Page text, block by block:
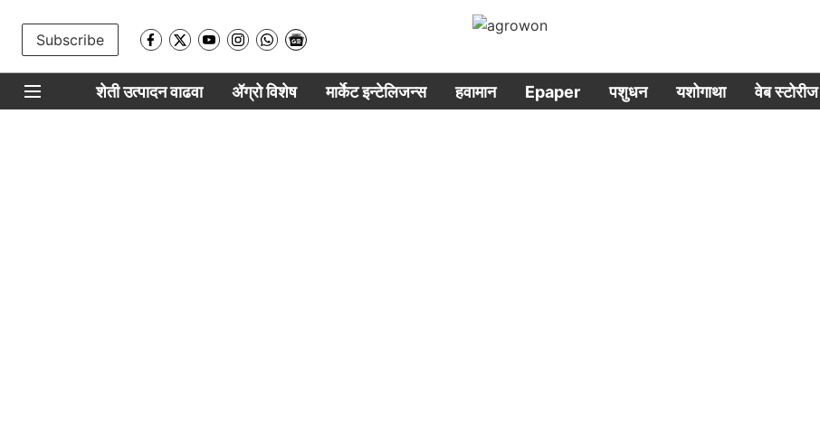
Subscribe
शेती उत्पादन वाढवा ॲग्रो विशेष मार्केट इन्टेलिजन्स हवामान Epaper पशुधन यशोगाथा वेब स्टोरीज